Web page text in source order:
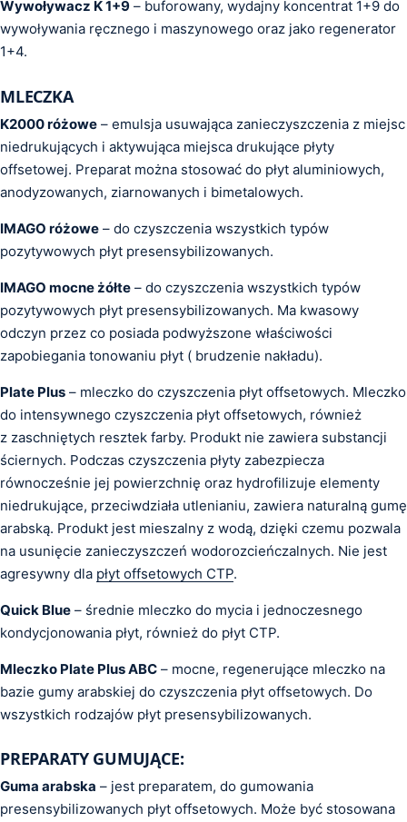
Wywoływacz K 1+9 – buforowany, wydajny koncentrat 1+9 do
wywoływania ręcznego i maszynowego oraz jako regenerator
1+4.
MLECZKA
K2000 różowe – emulsja usuwająca zanieczyszczenia z miejsc
niedrukujących i aktywująca miejsca drukujące płyty
offsetowej. Preparat można stosować do płyt aluminiowych,
anodyzowanych, ziarnowanych i bimetalowych.
IMAGO różowe – do czyszczenia wszystkich typów
pozytywowych płyt presensybilizowanych.
IMAGO mocne żółte – do czyszczenia wszystkich typów
pozytywowych płyt presensybilizowanych. Ma kwasowy
odczyn przez co posiada podwyższone właściwości
zapobiegania tonowaniu płyt ( brudzenie nakładu).
Plate Plus – mleczko do czyszczenia płyt offsetowych. Mleczko
do intensywnego czyszczenia płyt offsetowych, również
z zaschniętych resztek farby. Produkt nie zawiera substancji
ściernych. Podczas czyszczenia płyty zabezpiecza
równocześnie jej powierzchnię oraz hydrofilizuje elementy
niedrukujące, przeciwdziała utlenianiu, zawiera naturalną gumę
arabską. Produkt jest mieszalny z wodą, dzięki czemu pozwala
na usunięcie zanieczyszczeń wodorozcieńczalnych. Nie jest
agresywny dla płyt offsetowych CTP.
Quick Blue – średnie mleczko do mycia i jednoczesnego
kondycjonowania płyt, również do płyt CTP.
Mleczko Plate Plus ABC – mocne, regenerujące mleczko na
bazie gumy arabskiej do czyszczenia płyt offsetowych. Do
wszystkich rodzajów płyt presensybilizowanych.
PREPARATY GUMUJĄCE:
Guma arabska – jest preparatem, do gumowania
presensybilizowanych płyt offsetowych. Może być stosowana